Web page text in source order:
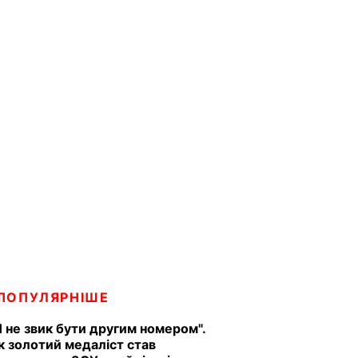
не звик бути другим номером".
золотий медаліст став